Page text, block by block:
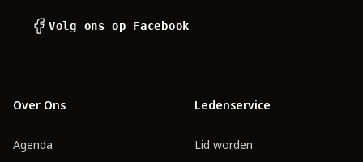
Volg ons op Facebook
Over Ons
Agenda
Ledenservice
Lid worden